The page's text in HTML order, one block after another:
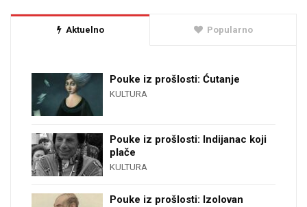
Aktuelno Popularno
Pouke iz prošlosti: Ćutanje
KULTURA
Pouke iz prošlosti: Indijanac koji
plače
KULTURA
Pouke iz prošlosti: Izolovan